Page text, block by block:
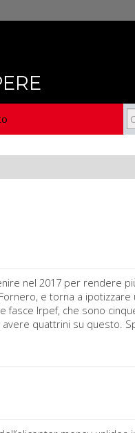
nel 2017 per rendere
e torna a ipotizzare
fasce Irpef, che sono
quattrini su questo.